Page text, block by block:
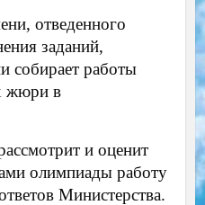
отведенного
заданий,
собирает работы
жюри в
и оценит
олимпиады работу
Министерства.